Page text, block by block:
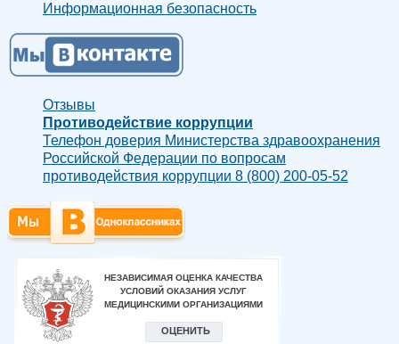
Информационная безопасность
Отзывы
Противодействие коррупции
Телефон доверия Министерства здравоохранения
Российской Федерации по вопросам
противодействия коррупции 8 (800) 200-05-52